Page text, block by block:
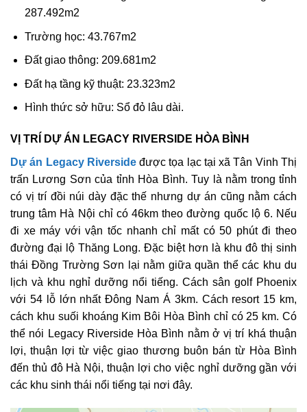
287.492m2
Trường học: 43.767m2
Đất giao thông: 209.681m2
Đất hạ tầng kỹ thuật: 23.323m2
Hình thức sở hữu: Sổ đỏ lâu dài.
VỊ TRÍ DỰ ÁN LEGACY RIVERSIDE HÒA BÌNH
Dự án Legacy Riversideđược tọa lạc tại xã Tân Vinh Thị
trấn Lương Sơn của tỉnh Hòa Bình. Tuy là nằm trong tỉnh
có vị trí đồi núi dày đặc thế nhưng dự án cũng nằm cách
trung tâm Hà Nội chỉ có 46km theo đường quốc lộ 6. Nếu
đi xe máy với vận tốc nhanh chỉ mất có 50 phút đi theo
đường đại lộ Thăng Long. Đặc biệt hơn là khu đô thị sinh
thái Đồng Trường Sơn lại nằm giữa quần thể các khu du
lịch và khu nghỉ dưỡng nổi tiếng. Cách sân golf Phoenix
với 54 lỗ lớn nhất Đông Nam Á 3km. Cách resort 15 km,
cách khu suối khoáng Kim Bôi Hòa Bình chỉ có 25 km. Có
thể nói Legacy Riverside Hòa Bình nằm ở vị trí khá thuận
lợi, thuận lợi từ việc giao thương buôn bán từ Hòa Bình
đến thủ đô Hà Nội, thuận lợi cho việc nghỉ dưỡng gần với
các khu sinh thái nổi tiếng tại nơi đây.